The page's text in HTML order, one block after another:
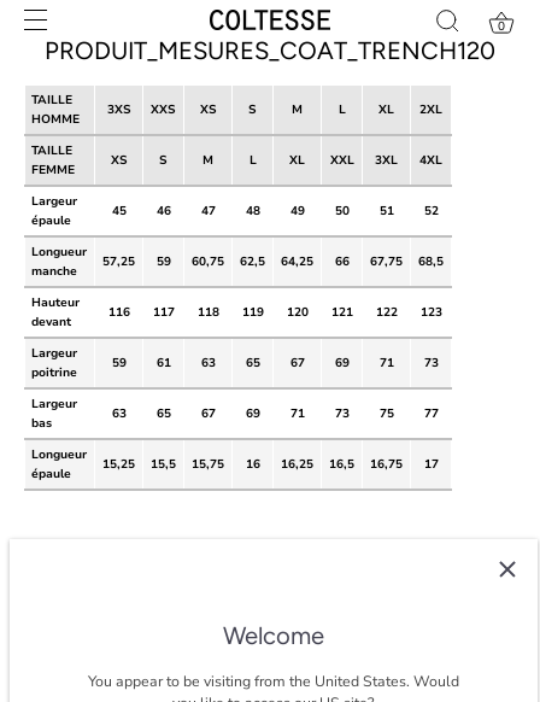
Skip
content
0
PRODUIT_MESURES_COAT_TRENCH120
TAILLE
HOMME
3XS XXS XS S M L XL 2XL
TAILLE
FEMME
XS S M L XL XXL 3XL 4XL
Largeur
épaule
45 46 47 48 49 50 51 52
Longueur
manche
57,25 59 60,75 62,5 64,25 66 67,75 68,5
Hauteur
devant
116 117 118 119 120 121 122 123
Largeur
poitrine
59 61 63 65 67 69 71 73
Largeur
bas
63 65 67 69 71 73 75 77
Longueur
épaule
15,25 15,5 15,75 16 16,25 16,5 16,75 17
développe un vestiaire masculin intemporel et éco-conscient à Paris.
★★★★★ 4.8/5 étoiles surtrustpilot.
Welcome
You appear to be visiting from the United States. Would